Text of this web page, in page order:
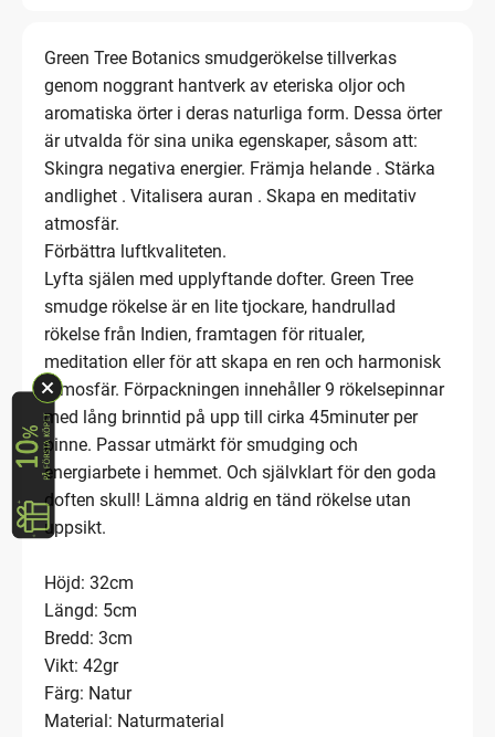
Green Tree Botanics smudgerökelse tillverkas
genom noggrant hantverk av eteriska oljor och
aromatiska örter i deras naturliga form. Dessa örter
är utvalda för sina unika egenskaper, såsom att:
Skingra negativa energier. Främja helande . Stärka
andlighet . Vitalisera auran . Skapa en meditativ
atmosfär.
Förbättra luftkvaliteten.
Lyfta själen med upplyftande dofter. Green Tree
smudge rökelse är en lite tjockare, handrullad
rökelse från Indien, framtagen för ritualer,
meditation eller för att skapa en ren och harmonisk
atmosfär. Förpackningen innehåller 9 rökelsepinnar
med lång brinntid på upp till cirka 45minuter per
pinne. Passar utmärkt för smudging och
energiarbete i hemmet. Och självklart för den goda
doften skull! Lämna aldrig en tänd rökelse utan
uppsikt.
Höjd: 32cm
Längd: 5cm
Bredd: 3cm
Vikt: 42gr
Färg: Natur
Material: Naturmaterial